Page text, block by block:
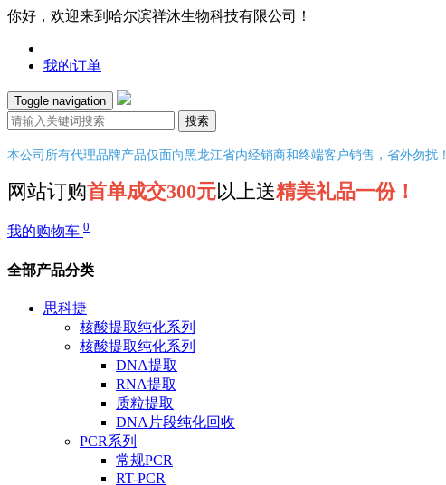
你好，欢迎来到哈尔滨祥沐生物科技有限公司！
我的订单
Toggle navigation
搜索
本公司所有代理品牌产品仅面向黑龙江省内经销商和终端客户销售，省外勿扰！
网站订购首单成交300元以上送精美礼品一份！
我的购物车 0
全部产品分类
思科捷
核酸提取纯化系列
核酸提取纯化系列
DNA提取
RNA提取
质粒提取
DNA片段纯化回收
PCR系列
常规PCR
RT-PCR